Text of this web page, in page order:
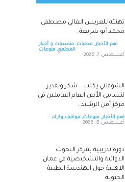
تهنئه للعريس الغالي مصطفى
محمد أبو شريعة .
اهم الأخبار, محليات, مناسبات و أخبار
المجتمع, منوعات
أغسطس 7, 2026
الشوعاني يكتب ...شكر وتقدير
لنشامى الأمن العام العاملين في
مركز أمن الرشيد .
اهم الأخبار, منوعات, مواقف واراء
أغسطس 8, 2026
دورة تدريبية بمركز البحوث
الدوائية والتشخيصية في عمان
الاهلية حول الهندسة الطبية
الحيوية